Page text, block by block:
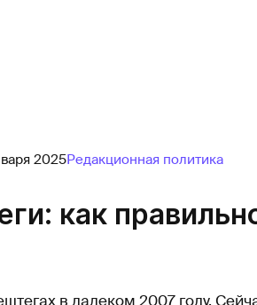
2025Редакционная политика
как
в далеком 2007 году.